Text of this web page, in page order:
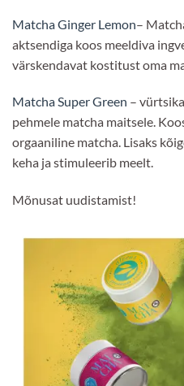
Matcha Ginger Lemon–
aktsendiga koos meeldiva
värskendavat kostitust oma
Matcha Super Green –
pehmele matcha maitsele.
orgaaniline matcha. Lisaks
keha ja stimuleerib meelt.
Mõnusat uudistamist!